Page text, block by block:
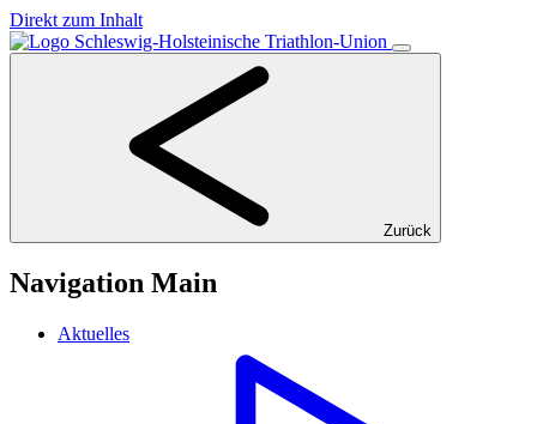
Direkt zum Inhalt
Zurück
Navigation Main
Aktuelles